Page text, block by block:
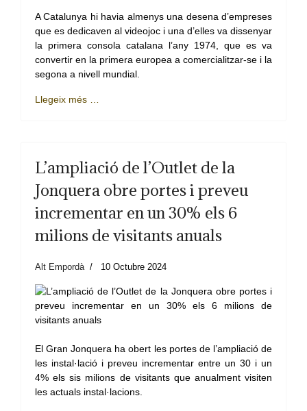
A Catalunya hi havia almenys una desena d’empreses
que es dedicaven al videojoc i una d’elles va dissenyar
la primera consola catalana l’any 1974, que es va
convertir en la primera europea a comercialitzar-se i la
segona a nivell mundial.
Llegeix més …
L’ampliació de l’Outlet de la
Jonquera obre portes i preveu
incrementar en un 30% els 6
milions de visitants anuals
Alt Empordà 10 Octubre 2024
El Gran Jonquera ha obert les portes de l’ampliació de
les instal·lació i preveu incrementar entre un 30 i un
4% els sis milions de visitants que anualment visiten
les actuals instal·lacions.